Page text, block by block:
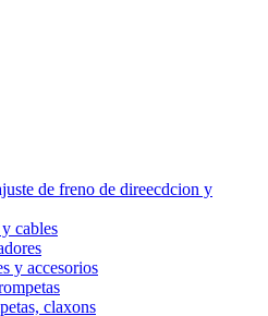
de freno de direecdcion y
cables
y accesorios
claxons